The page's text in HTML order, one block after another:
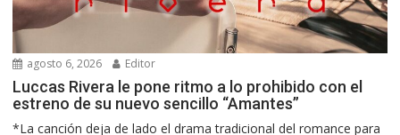
agosto 6, 2026 Editor
Luccas Rivera le pone ritmo a lo prohibido con el
estreno de su nuevo sencillo “Amantes”
*La canción deja de lado el drama tradicional del romance para